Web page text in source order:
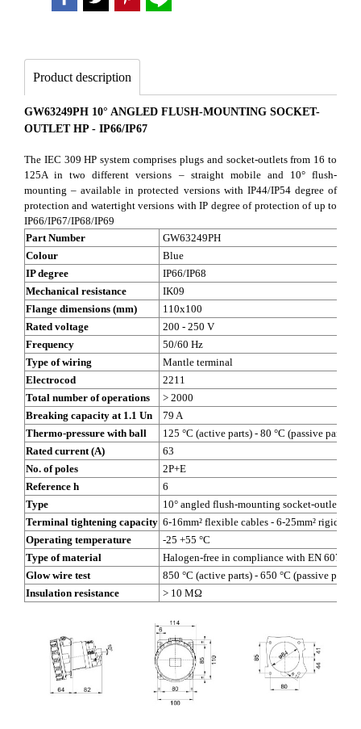
Product description
GW63249PH 10° ANGLED FLUSH-MOUNTING SOCKET-
OUTLET HP - IP66/IP67
The IEC 309 HP system comprises plugs and socket-outlets from 16 to
125A in two different versions – straight mobile and 10° flush-
mounting – available in protected versions with IP44/IP54 degree of
protection and watertight versions with IP degree of protection of up to
IP66/IP67/IP68/IP69
Part Number
GW63249PH
Colour
Blue
IP degree
IP66/IP68
Mechanical resistance
IK09
Flange dimensions (mm)
110x100
Rated voltage
200 - 250 V
Frequency
50/60 Hz
Type of wiring
Mantle terminal
Electrocod
2211
Total number of operations
> 2000
Breaking capacity at 1.1 Un
79 A
Thermo-pressure with ball
125 °C (active parts) - 80 °C (passive parts)
Rated current (A)
63
No. of poles
2P+E
Reference h
6
Type
10° angled flush-mounting socket-outlet
Terminal tightening capacity 6-16mm² flexible cables - 6-25mm² rigid
Operating temperature
-25 +55 °C
Type of material
Halogen-free in compliance with EN 60754-2
Glow wire test
850 °C (active parts) - 650 °C (passive parts)
Insulation resistance
> 10 MΩ